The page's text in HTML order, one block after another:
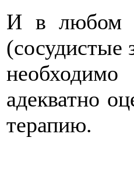
И в любом
(сосудистые
адекватно
терапию.